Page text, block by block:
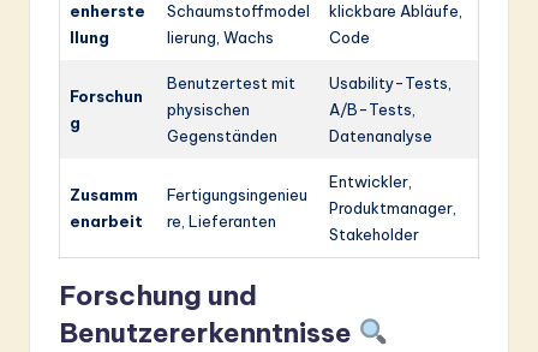
enherste
llung
Schaumstoffmodel
lierung, Wachs
klickbare Abläufe,
Code
Forschun
g
Benutzertest mit
physischen
Gegenständen
Usability-Tests,
A/B-Tests,
Datenanalyse
Zusamm
enarbeit
Fertigungsingenieu
re, Lieferanten
Entwickler,
Produktmanager,
Stakeholder
Forschung und
Benutzererkenntnisse